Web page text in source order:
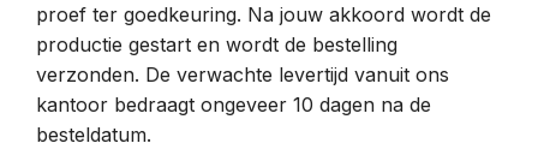
proef ter goedkeuring. Na jouw akkoord wordt de
productie gestart en wordt de bestelling
verzonden. De verwachte levertijd vanuit ons
kantoor bedraagt ongeveer 10 dagen na de
besteldatum.